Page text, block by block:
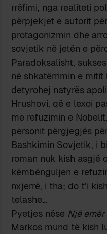
rrëfimi, nga realiteti
përpjekjet e autorit
protagonizmin dhe
sovjetik në jetën e
Paradoksalisht,
në shkatërrimin e
detyrohej natyrës
Hrushovi, që e lexoi
me refuzimin e
personit përgjegjës
Bashkimin Sovjetik, i
roman nuk kish asgjë
këmbënguljen e
nxjerrë, i tha; do t’i
telashe…
Pyetjes nëse Një
Markos mund të kish